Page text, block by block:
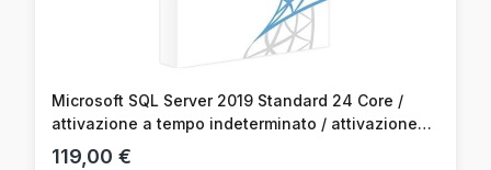
Microsoft SQL Server 2019 Standard 24 Core /
attivazione a tempo indeterminato / attivazione
online / codice prodotto
Prezzo
119,00 €